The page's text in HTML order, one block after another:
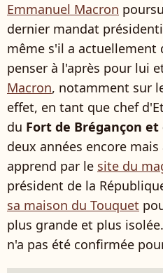
Emmanuel Macron
dernier mandat
même s'il a actuellement
penser à l'après pour lui
Macron, notamment sur
effet, en tant que chef
du Fort de Brégançon
deux années encore
apprend par le site du
président de la
sa maison du Touquet
plus grande et plus
n'a pas été confirmée